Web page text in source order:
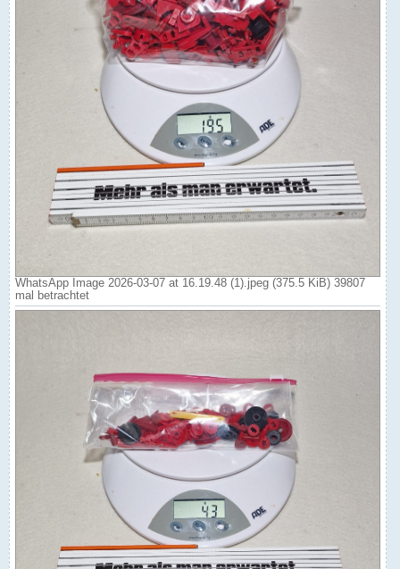
WhatsApp Image 2026-03-07 at 16.19.48 (1).jpeg (375.5 KiB) 39807
mal betrachtet